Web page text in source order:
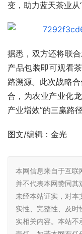
变，助力蓝天茶业从
据悉，双方还将联
产品包装即可观看
路溯源。此次战略
合，为农业产业化
产业增效”的三赢路径
图文/编辑：金光
本网信息来自于互联
并不代表本网赞同其
未经本站证实，对
实性、完整性、及
实相关内容。本站不